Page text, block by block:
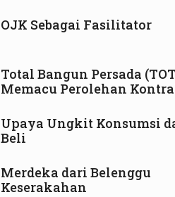
OJK Sebagai Fasilitator
Total Bangun Persada
Memacu Perolehan
Upaya Ungkit Konsumsi
Beli
Merdeka dari Belenggu
Keserakahan